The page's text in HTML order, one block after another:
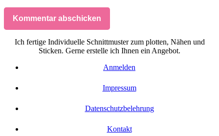
Kommentar abschicken
Ich fertige Individuelle Schnittmuster zum plotten, Nähen und
Sticken. Gerne erstelle ich Ihnen ein Angebot.
Anmelden
Impressum
Datenschutzbelehrung
Kontakt